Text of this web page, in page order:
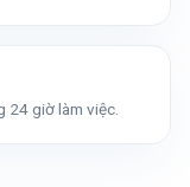
24 giờ làm việc.